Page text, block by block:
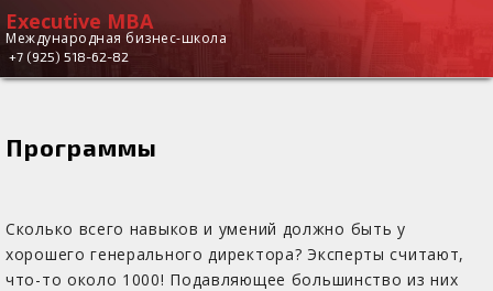
Executive
MBA
Executive MBA
Международная бизнес-школа
+7 (925) 518-62-82
Программы
Сколько всего навыков и умений должно быть у
хорошего генерального директора? Эксперты считают,
что-то около 1000! Подавляющее большинство из них